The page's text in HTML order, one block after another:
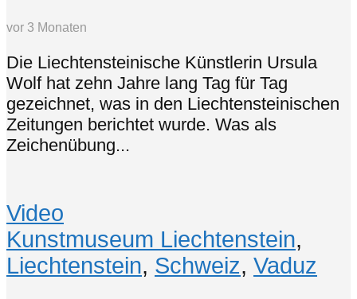
vor 3 Monaten
Die Liechtensteinische Künstlerin Ursula
Wolf hat zehn Jahre lang Tag für Tag
gezeichnet, was in den Liechtensteinischen
Zeitungen berichtet wurde. Was als
Zeichenübung...
Video
Kunstmuseum Liechtenstein,
Liechtenstein, Schweiz, Vaduz